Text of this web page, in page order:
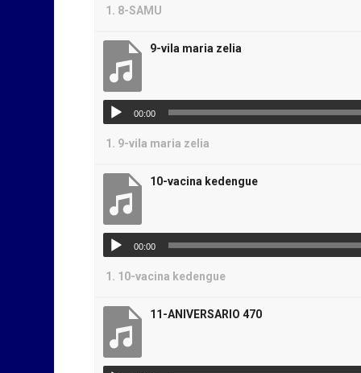
1. 8-SAMU
9-vila maria zelia
00:00
1. 9-vila maria zelia
10-vacina kedengue
00:00
1. 10-vacina kedengue
11-ANIVERSARIO 470